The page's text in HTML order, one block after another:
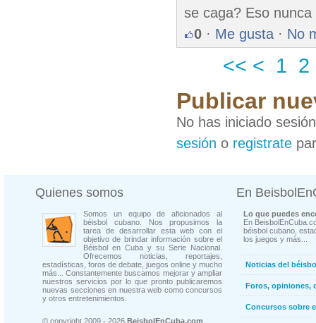
se caga? Eso
0 · Me gusta · No
<< < 1 2
Publicar
No has iniciado
sesión o registrate
Quienes somos
Somos un equipo de aficionados al
béisbol cubano. Nos propusimos la
tarea de desarrollar esta web con el
objetivo de brindar información sobre el
Béisbol en Cuba y su Serie Nacional.
Ofrecemos noticias, reportajes,
estadísticas, foros de debate, juegos online y mucho
más... Constantemente buscamos mejorar y ampliar
nuestros servicios por lo que pronto publicaremos
nuevas secciones en nuestra web como concursos
y otros entretenimientos.
© copyright 2009 - 2026 BeisbolEnCuba.com
En
Lo que puedes
En
béisbol cubano,
los juegos y más...
Noticias del
Foros, opiniones,
Concursos sobre